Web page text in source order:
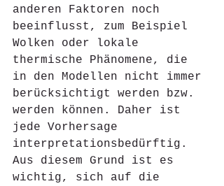
anderen Faktoren noch
beeinflusst, zum Beispiel
Wolken oder lokale
thermische Phänomene, die
in den Modellen nicht immer
berücksichtigt werden bzw.
werden können. Daher ist
jede Vorhersage
interpretationsbedürftig.
Aus diesem Grund ist es
wichtig, sich auf die